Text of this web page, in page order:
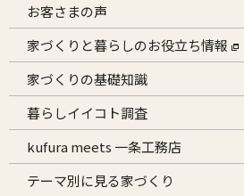
お客さまの声
家づくりと暮らしのお役立ち情報
家づくりの基礎知識
暮らしイイコト調査
kufura meets 一条工務店
テーマ別に見る家づくり